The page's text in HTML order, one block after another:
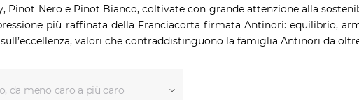
Pinot Nero e Pinot Bianco, coltivate con grande attenzione alla
più raffinata della Franciacorta firmata Antinori: equilibrio,
valori che contraddistinguono la famiglia Antinori da
da meno caro a più caro